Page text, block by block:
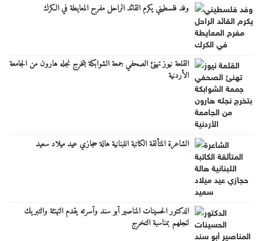
وفد فلسطيني يكرم القائد الراحل مفرح المعايطة في الكرك
القلعة نيوز تهنئ الصحفي جمعة الشوابكة بتخرج نجله هارون من الجامعة
الأردنية
الشاعرة المتألقة الكاتبة اللبنانية هالة حجازي عيد ميلاد سعيد
الدكتور الحسينات المناصير أبو سند وأسرته يقدم التهنئة والتبريك
لنجلهم بمناسبة التخرج